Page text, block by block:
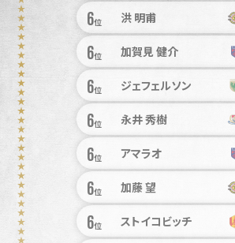
6位 洪 明甫
6位 加賀見 健介
6位 ジェフェルソン
6位 永井 秀樹
6位 アマラオ
6位 加藤 望
6位 ストイコビッチ